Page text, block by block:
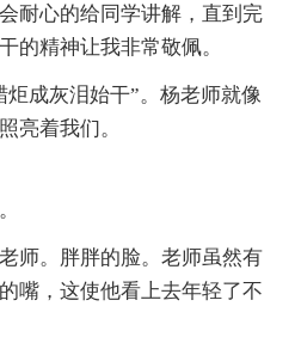
耐心的给同学讲解，直到完
的精神让我非常敬佩。
成灰泪始干”。杨老师就像
亮着我们。
师。胖胖的脸。老师虽然有
嘴，这使他看上去年轻了不